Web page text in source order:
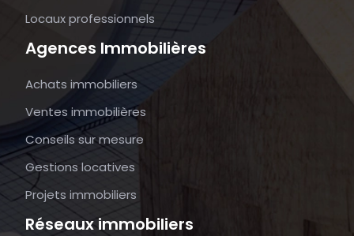
Locaux professionnels
Agences Immobilières
Achats immobiliers
Ventes immobilières
Conseils sur mesure
Gestions locatives
Projets immobiliers
Réseaux immobiliers